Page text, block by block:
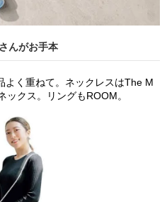
んがお手本
よく重ねて。ネックレスはThe M
クス。リングもROOM。